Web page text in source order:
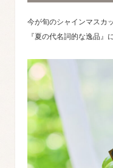
今が旬のシャインマスカ
『夏の代名詞的な逸品』